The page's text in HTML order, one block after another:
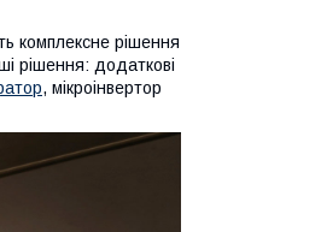
комплексне рішення
рішення: додаткові
, мікроінвертор